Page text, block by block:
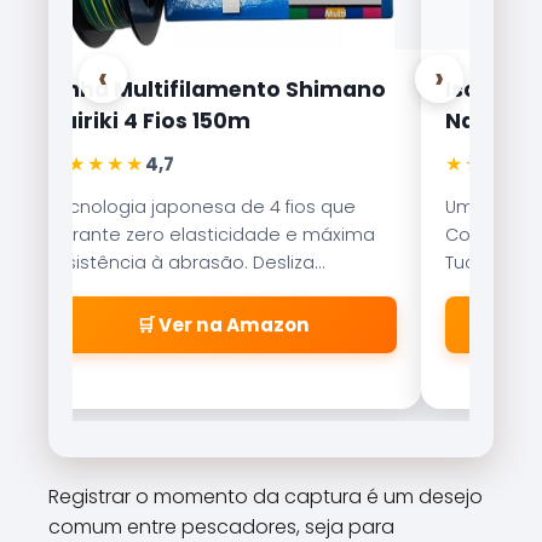
‹
Linha Multifilamento Shimano
Kairiki 4 Fios 150m
★★★★★4,7
Tecnologia japonesa de 4 fios que
garante zero elasticidade e máxima
resistência à abrasão. Desliza
suavemente pelos passadores.
🛒 Ver na Amazon
Isca
★★★★★
Uma das
Com
Tucunaré
qualquer
›
Registrar o momento da captura é um desejo
comum entre pescadores, seja para